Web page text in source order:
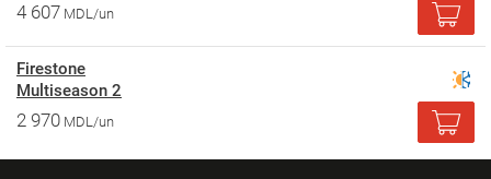
4 607 MDL/un
Firestone
Multiseason 2
2 970 MDL/un